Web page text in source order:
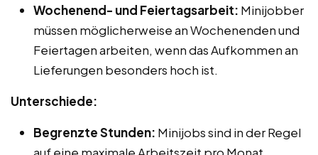
Wochenend- und Feiertagsarbeit: Minijobber
müssen möglicherweise an Wochenenden und
Feiertagen arbeiten, wenn das Aufkommen an
Lieferungen besonders hoch ist.
Unterschiede:
Begrenzte Stunden: Minijobs sind in der Regel